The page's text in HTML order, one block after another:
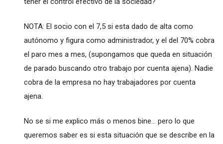
NOTA: El socio con el 7,5 si esta dado de alta como
autónomo y figura como administrador, y el del 70% cobra
el paro mes a mes, (supongamos que queda en situación
de parado buscando otro trabajo por cuenta ajena). Nadie
cobra de la empresa no hay trabajadores por cuenta
ajena.
No se si me explico más o menos bine... pero lo que
queremos saber es si esta situación que se describe en la